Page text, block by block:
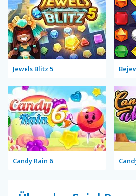
Jewels Blitz 5
Candy Rain 6